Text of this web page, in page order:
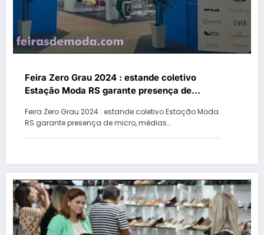
Feira Zero Grau 2024 : estande coletivo
Estação Moda RS garante presença de
Feira Zero Grau 2024 : estande coletivo Estação Moda
RS garante presença de micro, médias…